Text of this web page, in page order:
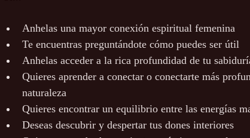
Anhelas una mayor conexión espiritual femenina
Te encuentras preguntándote cómo puedes ser útil
Anhelas acceder a la rica profundidad de tu
Quieres aprender a conectar o conectarte más
naturaleza
Quieres encontrar un equilibrio entre las energías
Deseas descubrir y despertar tus dones interiores